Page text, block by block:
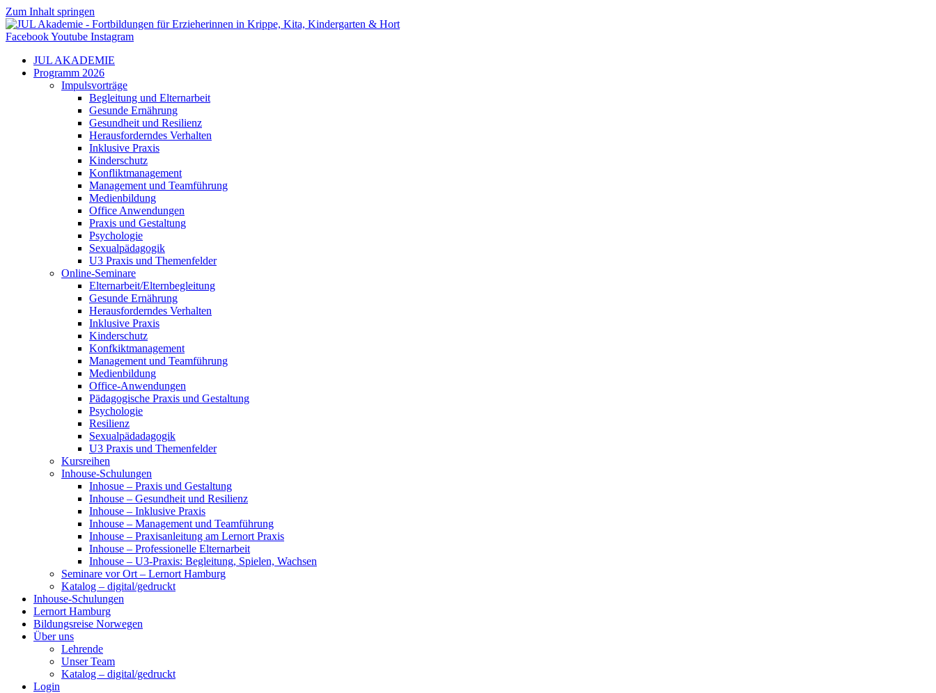
Zum Inhalt springen
FacebookYoutube Instagram
JUL AKADEMIE
Programm 2026
Impulsvorträge
Begleitung und Elternarbeit
Gesunde Ernährung
Gesundheit und Resilienz
Herausforderndes Verhalten
Inklusive Praxis
Kinderschutz
Konfliktmanagement
Management und Teamführung
Medienbildung
Office Anwendungen
Praxis und Gestaltung
Psychologie
Sexualpädagogik
U3 Praxis und Themenfelder
Online-Seminare
Elternarbeit/Elternbegleitung
Gesunde Ernährung
Herausforderndes Verhalten
Inklusive Praxis
Kinderschutz
Konfkiktmanagement
Management und Teamführung
Medienbildung
Office-Anwendungen
Pädagogische Praxis und Gestaltung
Psychologie
Resilienz
Sexualpädadagogik
U3 Praxis und Themenfelder
Kursreihen
Inhouse-Schulungen
Inhosue – Praxis und Gestaltung
Inhouse – Gesundheit und Resilienz
Inhouse – Inklusive Praxis
Inhouse – Management und Teamführung
Inhouse – Praxisanleitung am Lernort Praxis
Inhouse – Professionelle Elternarbeit
Inhouse – U3-Praxis: Begleitung, Spielen, Wachsen
Seminare vor Ort – Lernort Hamburg
Katalog – digital/gedruckt
Inhouse-Schulungen
Lernort Hamburg
Bildungsreise Norwegen
Über uns
Lehrende
Unser Team
Katalog – digital/gedruckt
Login